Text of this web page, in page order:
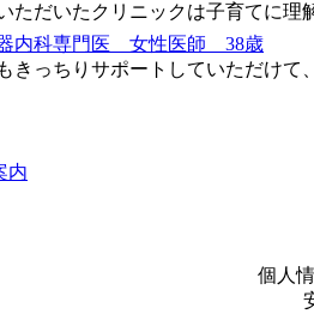
ただいたクリニックは子育てに理
内科専門医 女性医師 38歳
きっちりサポートしていただけて
個人